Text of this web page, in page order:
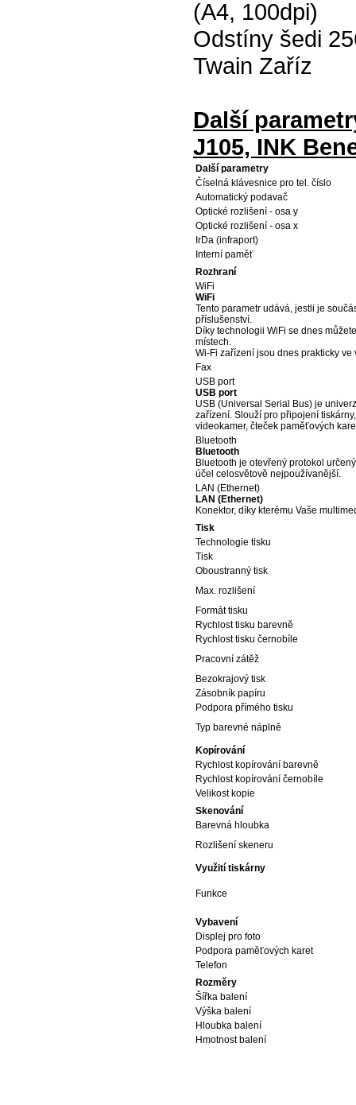
(A4, 100dpi)
Odstíny šedi
Twain Zaříz
Další
J105, INK
Další parametry
Číselná klávesnice pro tel. číslo
Automatický podavač
Optické rozlišení - osa y
Optické rozlišení - osa x
IrDa (infraport)
Interní paměť
Rozhraní
WiFi
WiFi
Tento parametr udává, jestli je
příslušenství.
Díky technologii WiFi se dnes
místech.
Wi-Fi zařízení jsou dnes prakticky
Fax
USB port
USB port
USB (Universal Serial Bus) je
zařízení. Slouží pro připojení
videokamer, čteček paměťových
Bluetooth
Bluetooth
Bluetooth je otevřený protokol
účel celosvětově nejpoužívanější.
LAN (Ethernet)
LAN (Ethernet)
Konektor, díky kterému Vaše
Tisk
Technologie tisku
Tisk
Oboustranný tisk
Max. rozlišení
Formát tisku
Rychlost tisku barevně
Rychlost tisku černobíle
Pracovní zátěž
Bezokrajový tisk
Zásobník papíru
Podpora přímého tisku
Typ barevné náplně
Kopírování
Rychlost kopírování barevně
Rychlost kopírování černobíle
Velikost kopie
Skenování
Barevná hloubka
Rozlišení skeneru
Využití tiskárny
Funkce
Vybavení
Displej pro foto
Podpora paměťových karet
Telefon
Rozměry
Šířka balení
Výška balení
Hloubka balení
Hmotnost balení